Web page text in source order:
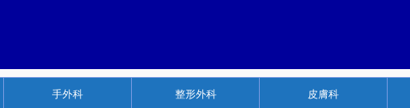
手外科 整形外科 皮膚科